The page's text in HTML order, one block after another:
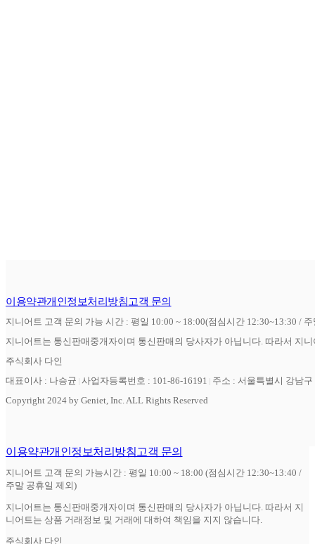
이용약관개인정보처리방침고객 문의
지니어트 고객 문의 가능 시간 : 평일 10:00 ~ 18:00(점심시간 12:30~13:30 /
지니어트는 통신판매중개자이며 통신판매의 당사자가 아닙니다. 따라서 지
주식회사 다인
대표이사 : 나승균 사업자등록번호 : 101-86-16191
주소 : 서울특별시 강남
Copyright 2024 by Geniet, Inc. ALL Rights Reserved
이용약관개인정보처리방침고객 문의
지니어트 고객 문의 가능시간 : 평일 10:00 ~ 18:00 (점심시간 12:30~13:40 /
주말 공휴일 제외)
지니어트는 통신판매중개자이며 통신판매의 당사자가 아닙니다. 따라서 지
니어트는 상품 거래정보 및 거래에 대하여 책임을 지지 않습니다.
주식회사 다인